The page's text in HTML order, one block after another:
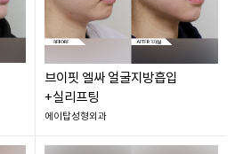
브이핏 엘싸 얼굴지방흡입
+실리프팅
에이탑성형외과